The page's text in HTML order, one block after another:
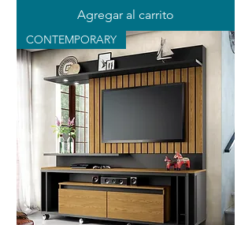
Agregar al carrito
CONTEMPORARY